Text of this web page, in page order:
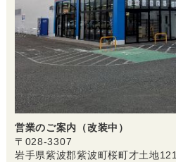
営業のご案内（改装中）
〒028-3307
岩手県紫波郡紫波町桜町才土地121